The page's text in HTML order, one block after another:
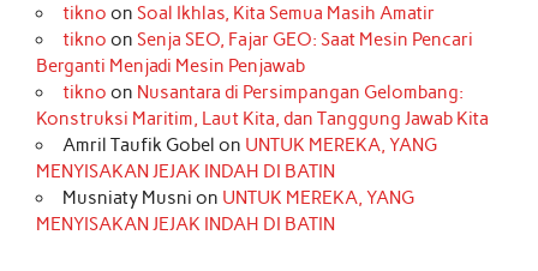
b
o
k
a
r
a
m
o
k
e
r
e
s
t
e
d
I
n
t
r
u
e
tikno on Soal Ikhlas, Kita Semua Masih Amatir
tikno on Senja SEO, Fajar GEO: Saat Mesin Pencari
Berganti Menjadi Mesin Penjawab
tikno on Nusantara di Persimpangan Gelombang:
Konstruksi Maritim, Laut Kita, dan Tanggung Jawab Kita
Amril Taufik Gobel on UNTUK MEREKA, YANG
MENYISAKAN JEJAK INDAH DI BATIN
Musniaty Musni on UNTUK MEREKA, YANG
MENYISAKAN JEJAK INDAH DI BATIN